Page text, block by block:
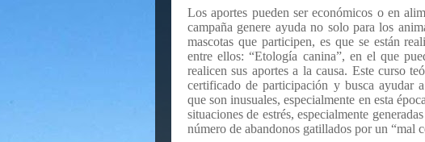
Los aportes pueden ser económicos o en
campaña genere ayuda no solo para los
mascotas que participen, es que se están
entre ellos: “Etología canina”, en el que
realicen sus aportes a la causa. Este curso
certificado de participación y busca ayudar
que son inusuales, especialmente en esta
situaciones de estrés, especialmente
número de abandonos gatillados por un “mal